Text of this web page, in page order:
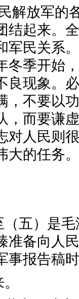
解放军的
结起来。
军民关系
冬季开始
良现象。
，不要以
，而要谦
对人民则
大的任务。
（五）是
准备向人
事报告稿